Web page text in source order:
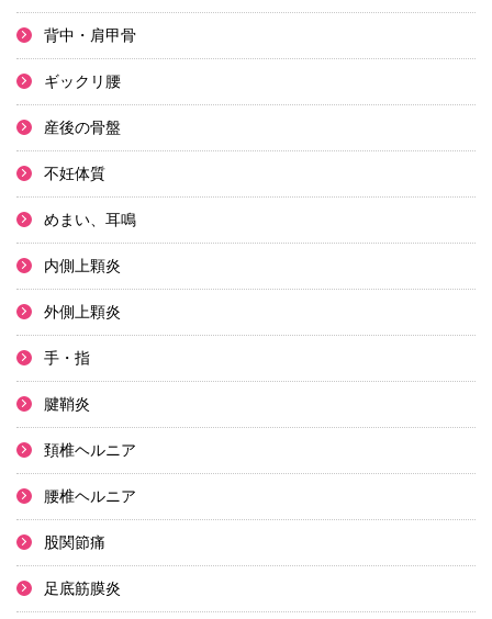
背中・肩甲骨
ギックリ腰
産後の骨盤
不妊体質
めまい、耳鳴
内側上顆炎
外側上顆炎
手・指
腱鞘炎
頚椎ヘルニア
腰椎ヘルニア
股関節痛
足底筋膜炎